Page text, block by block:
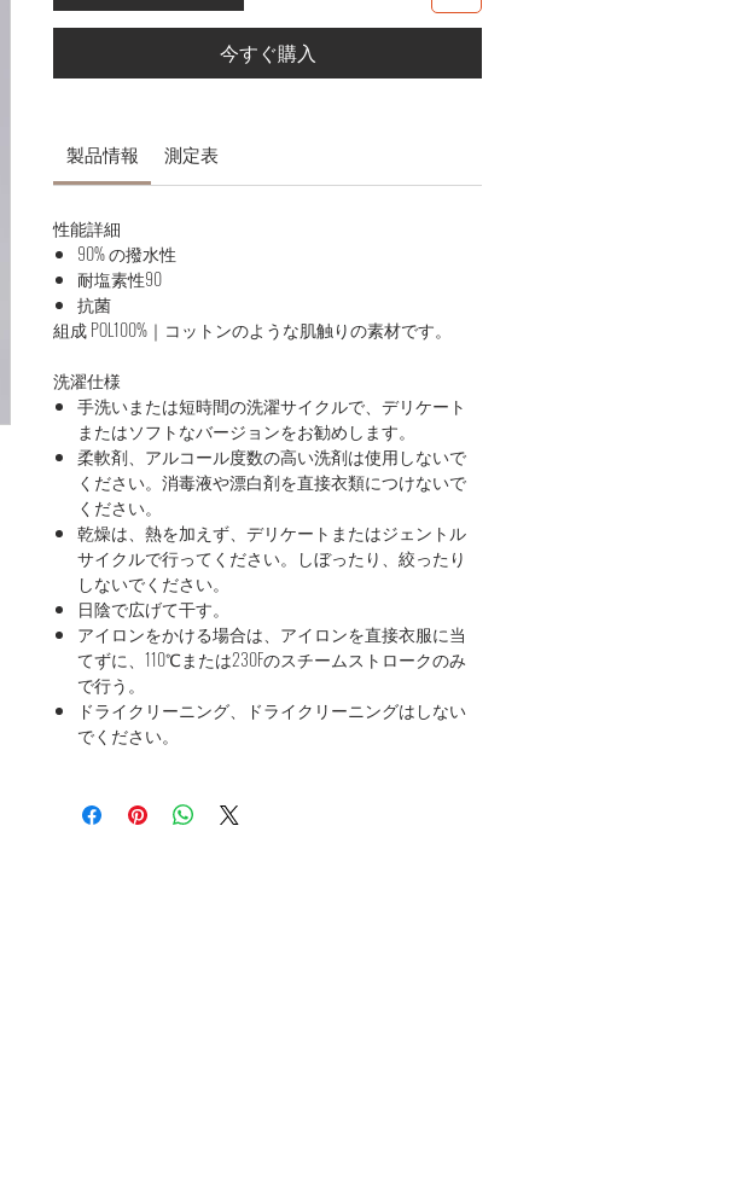
今すぐ購入
製品情報 測定表
性能詳細
90% の撥水性
耐塩素性90
抗菌
組成 POL100%｜コットンのような肌触りの素材です。
洗濯仕様
手洗いまたは短時間の洗濯サイクルで、デリケート
またはソフトなバージョンをお勧めします。
柔軟剤、アルコール度数の高い洗剤は使用しないで
ください。消毒液や漂白剤を直接衣類につけないで
ください。
乾燥は、熱を加えず、デリケートまたはジェントル
サイクルで行ってください。しぼったり、絞ったり
しないでください。
日陰で広げて干す。
アイロンをかける場合は、アイロンを直接衣服に当
てずに、110℃または230Fのスチームストロークのみ
で行う。
ドライクリーニング、ドライクリーニングはしない
でください。